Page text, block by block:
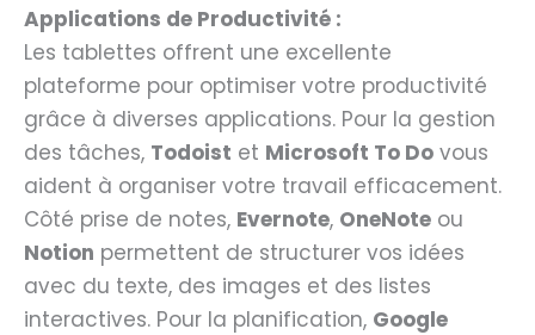
Applications de Productivité :
Les tablettes offrent une excellente
plateforme pour optimiser votre productivité
grâce à diverses applications. Pour la gestion
des tâches, Todoist et Microsoft To Do vous
aident à organiser votre travail efficacement.
Côté prise de notes, Evernote, OneNote ou
Notion permettent de structurer vos idées
avec du texte, des images et des listes
interactives. Pour la planification, Google